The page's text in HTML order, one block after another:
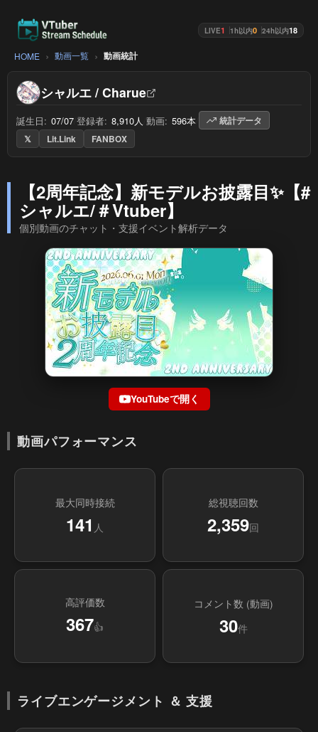
LIVE1 1h以内0 24h以内18
HOME 動画一覧 動画統計
シャルエ / Charue
誕生日: 07/07 登録者: 8,910人 動画: 596本
統計データ
𝕏
Lit.Link FANBOX
【2周年記念】新モデルお披露目✨【#
シャルエ/＃Vtuber】
個別動画のチャット・支援イベント解析データ
YouTubeで開く
動画パフォーマンス
最大同時接続
141 人
総視聴回数
2,359回
高評価数
367👍
コメント数 (動画)
30件
ライブエンゲージメント ＆ 支援